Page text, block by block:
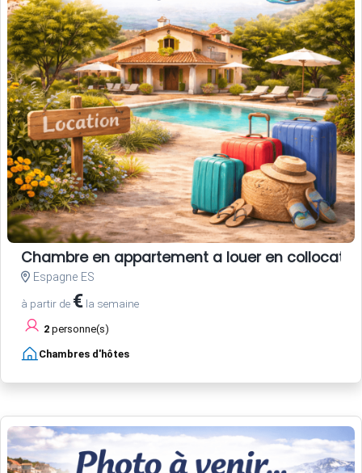
Chambre en appartement a louer en
Espagne ES
à partir de € la semaine
2 personne(s)
Chambres d'hôtes